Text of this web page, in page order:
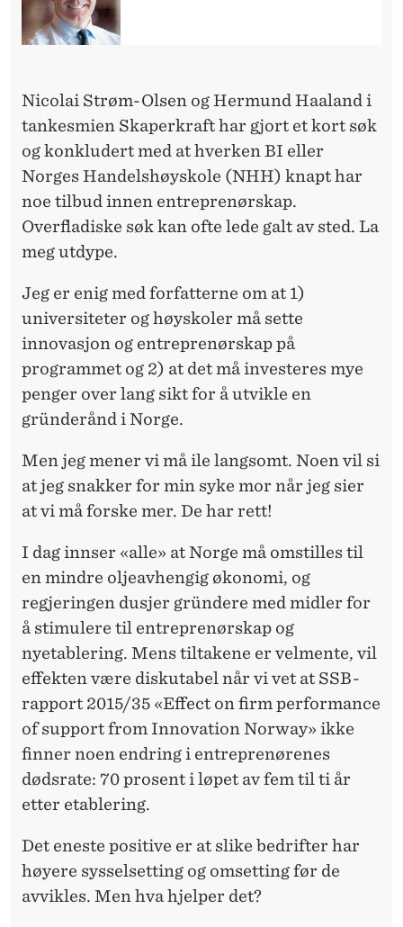
Nicolai Strøm-Olsen og Hermund Haaland i
tankesmien Skaperkraft har gjort et kort søk
og konkludert med at hverken BI eller
Norges Handelshøyskole (NHH) knapt har
noe tilbud innen entreprenørskap.
Overfladiske søk kan ofte lede galt av sted. La
meg utdype.
Jeg er enig med forfatterne om at 1)
universiteter og høyskoler må sette
innovasjon og entreprenørskap på
programmet og 2) at det må investeres mye
penger over lang sikt for å utvikle en
gründerånd i Norge.
Men jeg mener vi må ile langsomt. Noen vil si
at jeg snakker for min syke mor når jeg sier
at vi må forske mer. De har rett!
I dag innser «alle» at Norge må omstilles til
en mindre oljeavhengig økonomi, og
regjeringen dusjer gründere med midler for
å stimulere til entreprenørskap og
nyetablering. Mens tiltakene er velmente, vil
effekten være diskutabel når vi vet at SSB-
rapport 2015/35 «Effect on firm performance
of support from Innovation Norway» ikke
finner noen endring i entreprenørenes
dødsrate: 70 prosent i løpet av fem til ti år
etter etablering.
Det eneste positive er at slike bedrifter har
høyere sysselsetting og omsetting før de
avvikles. Men hva hjelper det?